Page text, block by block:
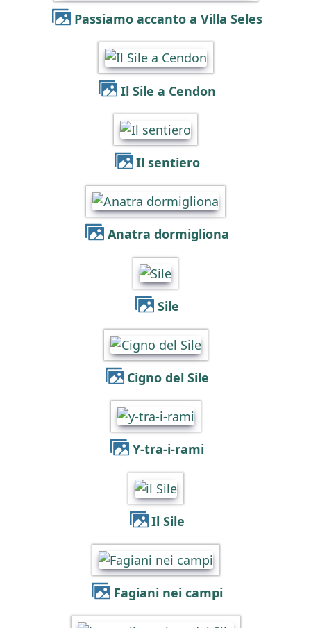
Passiamo accanto a Villa Seles
Il Sile a Cendon
Il sentiero
Anatra dormigliona
Sile
Cigno del Sile
y-tra-i-rami
il Sile
Fagiani nei campi